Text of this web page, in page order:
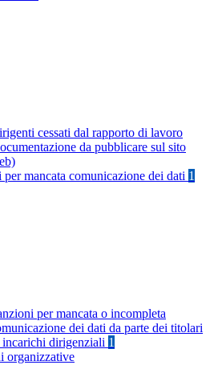
cessati dal rapporto di lavoro
da pubblicare sul sito
per mancata comunicazione dei dati 1
per mancata o incompleta
dei dati da parte dei titolari
dirigenziali 1
organizzative